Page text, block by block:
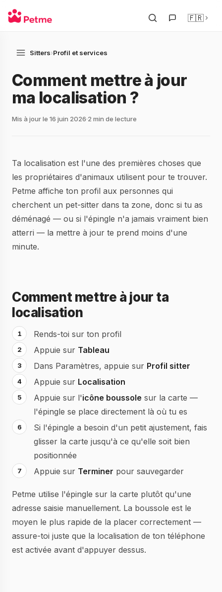
🇫🇷
Sitters›Profil et services
Comment mettre à jour
ma localisation ?
Mis à jour le 16 juin 2026 2 min de lecture
Ta localisation est l'une des premières choses que
les propriétaires d'animaux utilisent pour te trouver.
Petme affiche ton profil aux personnes qui
cherchent un pet-sitter dans ta zone, donc si tu as
déménagé — ou si l'épingle n'a jamais vraiment bien
atterri — la mettre à jour te prend moins d'une
minute.
Comment mettre à jour ta
localisation
Rends-toi sur ton profil
Appuie sur Tableau
Dans Paramètres, appuie sur Profil sitter
Appuie sur Localisation
Appuie sur l'icône boussole sur la carte —
l'épingle se place directement là où tu es
Si l'épingle a besoin d'un petit ajustement, fais
glisser la carte jusqu'à ce qu'elle soit bien
positionnée
Appuie sur Terminer pour sauvegarder
Petme utilise l'épingle sur la carte plutôt qu'une
adresse saisie manuellement. La boussole est le
moyen le plus rapide de la placer correctement —
assure-toi juste que la localisation de ton téléphone
est activée avant d'appuyer dessus.